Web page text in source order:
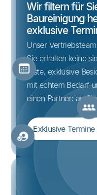
Wir filtern für
Baureinigung
exklusive
Unser
Sie erhalten keine
feste, exklusive
mit echtem Bedarf
einen Partner: an
Exklusive